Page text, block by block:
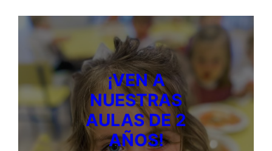
¡VEN A
NUESTRAS
AULAS DE 2
AÑOS!